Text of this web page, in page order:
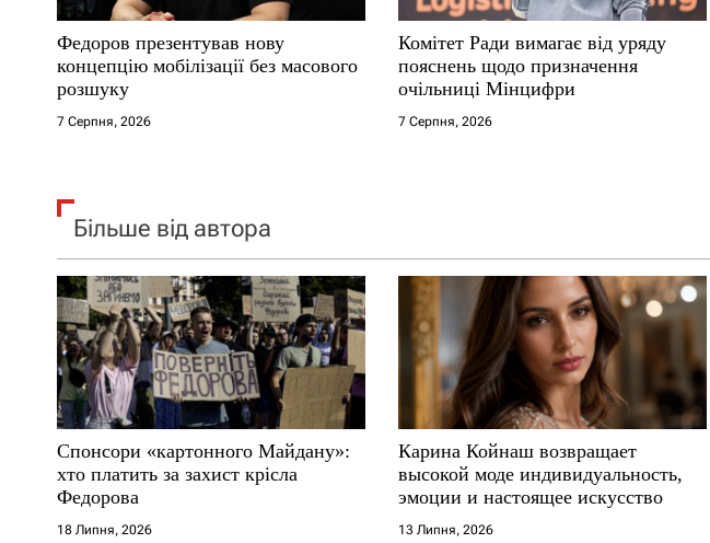
с
і
в
Федоров презентував нову
концепцію мобілізації без масового
розшуку
7 Серпня, 2026
Комітет Ради вимагає від уряду
пояснень щодо призначення
очільниці Мінцифри
7 Серпня, 2026
Більше від автора
Спонсори «картонного Майдану»:
хто платить за захист крісла
Федорова
18 Липня, 2026
Карина Койнаш возвращает
высокой моде индивидуальность,
эмоции и настоящее искусство
13 Липня, 2026